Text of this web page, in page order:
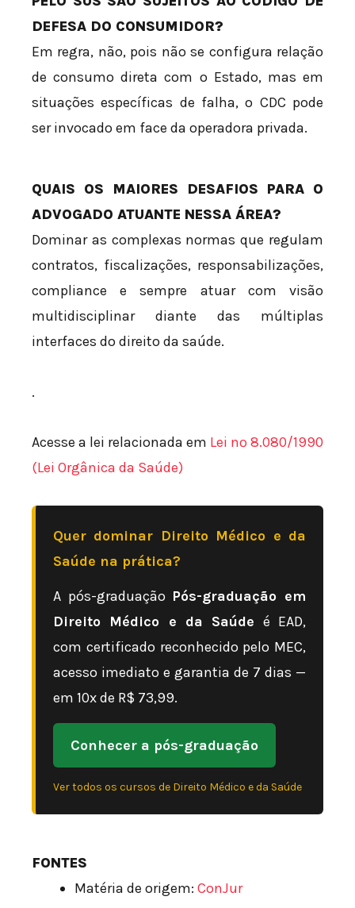
DEFESA DO CONSUMIDOR?
Em regra, não, pois não se configura relação
de consumo direta com o Estado, mas em
situações específicas de falha, o CDC pode
ser invocado em face da operadora privada.
QUAIS OS MAIORES DESAFIOS PARA O
ADVOGADO ATUANTE NESSA ÁREA?
Dominar as complexas normas que regulam
contratos, fiscalizações, responsabilizações,
compliance e sempre atuar com visão
multidisciplinar diante das múltiplas
interfaces do direito da saúde.
.
Acesse a lei relacionada em Lei nº 8.080/1990
(Lei Orgânica da Saúde)
Quer dominar Direito Médico e da
Saúde na prática?
A pós-graduação Pós-graduação em
Direito Médico e da Saúde é EAD,
com certificado reconhecido pelo MEC,
acesso imediato e garantia de 7 dias —
em 10x de R$ 73,99.
Conhecer a pós-graduação
Ver todos os cursos de Direito Médico e da Saúde
FONTES
Matéria de origem: ConJur